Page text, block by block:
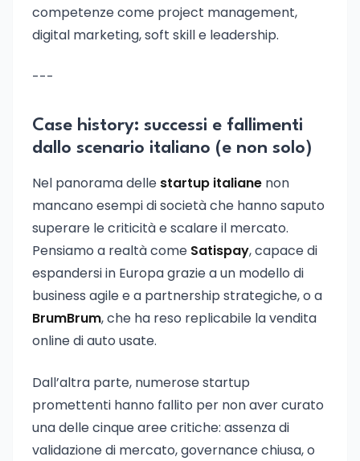
competenze come project management,
digital marketing, soft skill e leadership.
---
Case history: successi e fallimenti
dallo scenario italiano (e non solo)
Nel panorama delle startup italiane non
mancano esempi di società che hanno saputo
superare le criticità e scalare il mercato.
Pensiamo a realtà come Satispay, capace di
espandersi in Europa grazie a un modello di
business agile e a partnership strategiche, o a
BrumBrum, che ha reso replicabile la vendita
online di auto usate.
Dall’altra parte, numerose startup
promettenti hanno fallito per non aver curato
una delle cinque aree critiche: assenza di
validazione di mercato, governance chiusa, o